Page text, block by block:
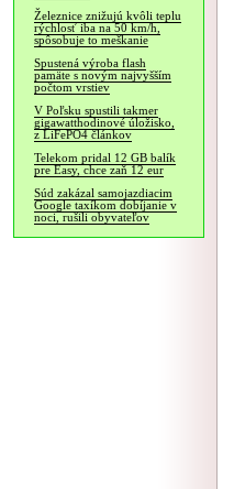
Železnice znižujú kvôli teplu
rýchlosť iba na 50 km/h,
spôsobuje to meškanie
Spustená výroba flash
pamäte s novým najvyšším
počtom vrstiev
V Poľsku spustili takmer
gigawatthodinové úložisko,
z LiFePO4 článkov
Telekom pridal 12 GB balík
pre Easy, chce zaň 12 eur
Súd zakázal samojazdiacim
Google taxíkom dobíjanie v
noci, rušili obyvateľov